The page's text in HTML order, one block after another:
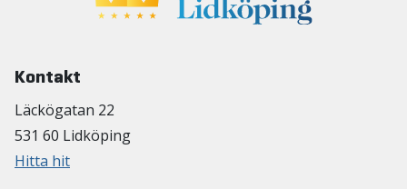
Kontakt
Läckögatan 22
531 60 Lidköping
Hitta hit